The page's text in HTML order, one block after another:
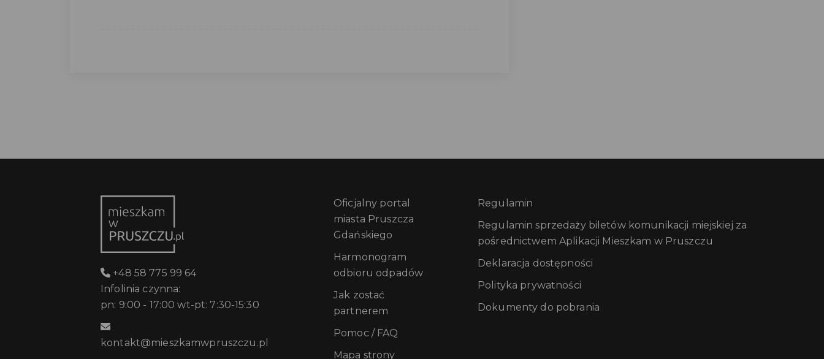
+48 58 775 99 64
Infolinia czynna:
pn: 9:00 - 17:00 wt-pt: 7:30-15:30
kontakt@mieszkamwpruszczu.pl
Oficjalny portal
miasta Pruszcza
Gdańskiego
Harmonogram
odbioru odpadów
Jak zostać
partnerem
Pomoc / FAQ
Mapa strony
Regulamin
Regulamin sprzedaży biletów komunikacji miejskiej za
pośrednictwem Aplikacji Mieszkam w Pruszczu
Deklaracja dostępności
Polityka prywatności
Dokumenty do pobrania